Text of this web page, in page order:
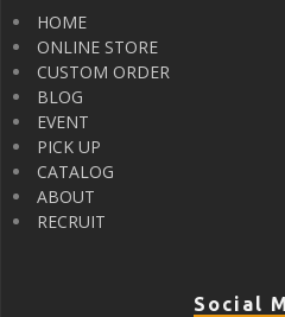
HOME
ONLINE STORE
CUSTOM ORDER
BLOG
EVENT
PICK UP
CATALOG
ABOUT
RECRUIT
Social